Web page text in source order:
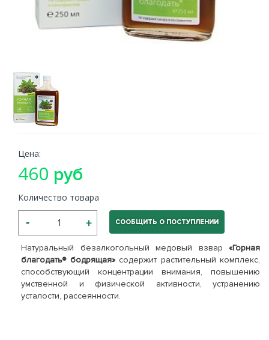
Натуральный безалкогольный медовый взвар «Горная
благодать® бодрящая» содержит растительный комплекс,
способствующий концентрации внимания, повышению
умственной и физической активности, устранению
усталости, рассеянности.
Цена:
460 руб
Количество товара
СООБЩИТЬ О ПОСТУПЛЕНИИ